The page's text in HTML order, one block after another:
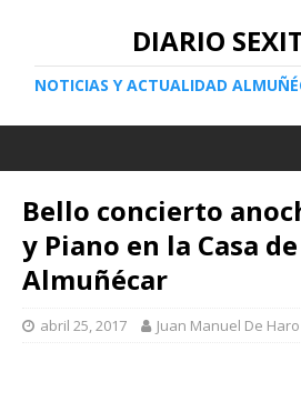
DIARIO
NOTICIAS Y ACTUALIDAD
Bello concierto
y Piano en la Casa
Almuñécar
abril 25, 2017 Juan Manuel De Haro